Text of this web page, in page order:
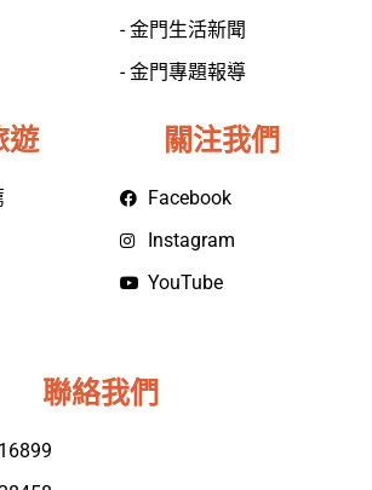
- 金門生活新聞
- 金門專題報導
遊 關注我們
Facebook
Instagram
YouTube
聯絡我們